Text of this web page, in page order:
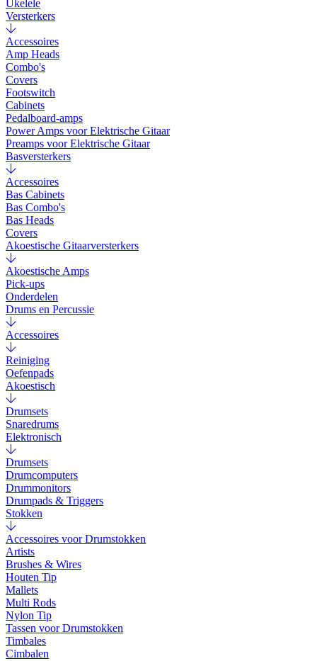
Ukelele
Versterkers
Accessoires
Amp Heads
Combo's
Covers
Footswitch
Cabinets
Pedalboard-amps
Power Amps voor Elektrische Gitaar
Preamps voor Elektrische Gitaar
Basversterkers
Accessoires
Bas Cabinets
Bas Combo's
Bas Heads
Covers
Akoestische Gitaarversterkers
Akoestische Amps
Pick-ups
Onderdelen
Drums en Percussie
Accessoires
Reiniging
Oefenpads
Akoestisch
Drumsets
Snaredrums
Elektronisch
Drumsets
Drumcomputers
Drummonitors
Drumpads & Triggers
Stokken
Accessoires voor Drumstokken
Artists
Brushes & Wires
Houten Tip
Mallets
Multi Rods
Nylon Tip
Tassen voor Drumstokken
Timbales
Cimbalen